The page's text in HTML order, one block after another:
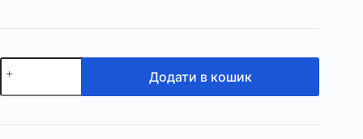
3D
сканер
Додати в кошик